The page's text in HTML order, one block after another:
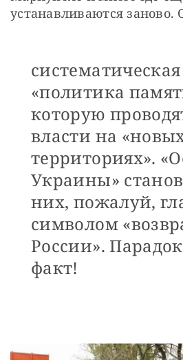
устанавливаются заново.
систематическая
«политика
которую
власти на
территориях».
Украины»
них, пожалуй,
символом
России».
факт!